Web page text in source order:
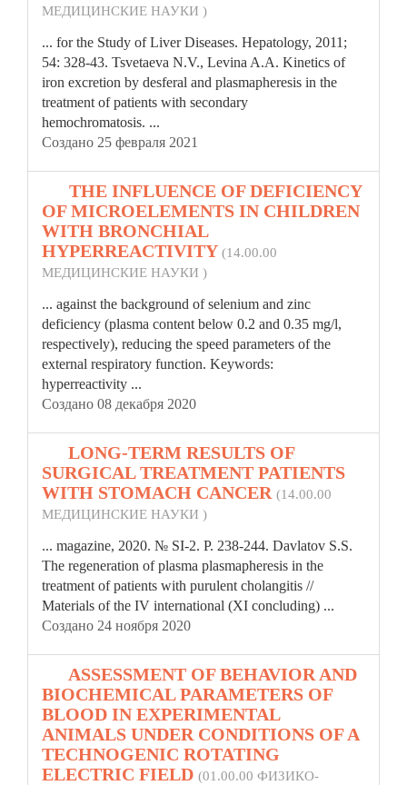
МЕДИЦИНСКИЕ НАУКИ )
... for the Study of Liver Diseases. Hepatology, 2011;
54: 328-43. Tsvetaeva N.V., Levina A.A. Kinetics of
iron excretion by desferal and plasmapheresis in the
treatment of patients with secondary
hemochromatosis. ...
Создано 25 февраля 2021
THE INFLUENCE OF DEFICIENCY
OF MICROELEMENTS IN CHILDREN
WITH BRONCHIAL
HYPERREACTIVITY (14.00.00
МЕДИЦИНСКИЕ НАУКИ )
... against the background of selenium and zinc
deficiency (plasma content below 0.2 and 0.35 mg/l,
respectively), reducing the speed parameters of the
external respiratory function. Keywords:
hyperreactivity ...
Создано 08 декабря 2020
LONG-TERM RESULTS OF
SURGICAL TREATMENT PATIENTS
WITH STOMACH CANCER (14.00.00
МЕДИЦИНСКИЕ НАУКИ )
... magazine, 2020. № SI-2. P. 238-244. Davlatov S.S.
The regeneration ofplasma plasmapheresis in the
treatment of patients with purulent cholangitis //
Materials of the IV international (XI concluding) ...
Создано 24 ноября 2020
ASSESSMENT OF BEHAVIOR AND
BIOCHEMICAL PARAMETERS OF
BLOOD IN EXPERIMENTAL
ANIMALS UNDER CONDITIONS OF A
TECHNOGENIC ROTATING
ELECTRIC FIELD (01.00.00 ФИЗИКО-